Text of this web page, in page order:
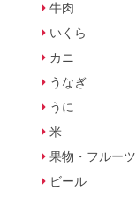
牛肉
いくら
カニ
うなぎ
うに
米
果物・フルーツ
ビール